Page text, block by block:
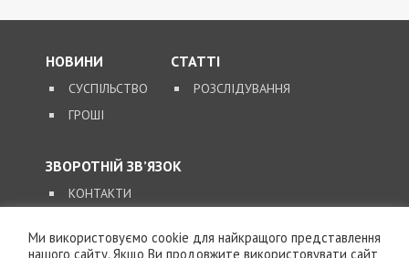
НОВИНИ
СУСПІЛЬСТВО
ГРОШІ
СТАТТІ
РОЗСЛІДУВАННЯ
ЗВОРОТНІЙ ЗВ’ЯЗОК
КОНТАКТИ
SUPPORT@49000.COM.UA
Ми використовуємо cookie для найкращого представлення
нашого сайту. Якщо Ви продовжите використовувати сайт,